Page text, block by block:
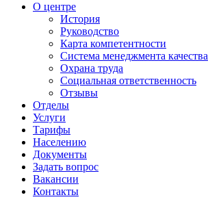
О центре
История
Руководство
Карта компетентности
Система менеджмента качества
Охрана труда
Социальная ответственность
Отзывы
Отделы
Услуги
Тарифы
Населению
Документы
Задать вопрос
Вакансии
Контакты